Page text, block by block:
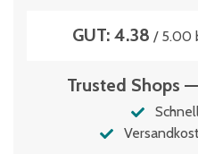
GUT: 4.38 / 5.00
Trusted Shops